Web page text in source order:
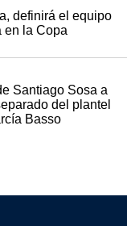
definirá el equipo
en la Copa
Santiago Sosa a
del plantel
Basso